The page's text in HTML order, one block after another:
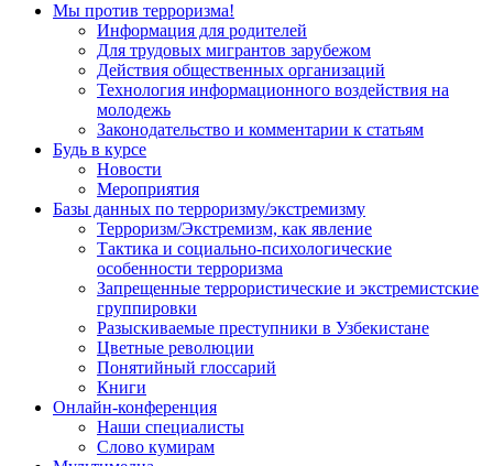
Мы против терроризма!
Информация для родителей
Для трудовых мигрантов зарубежом
Действия общественных организаций
Технология информационного воздействия на
молодежь
Законодательство и комментарии к статьям
Будь в курсе
Новости
Мероприятия
Базы данных по терроризму/экстремизму
Терроризм/Экстремизм, как явление
Тактика и социально-психологические
особенности терроризма
Запрещенные террористические и экстремистские
группировки
Разыскиваемые преступники в Узбекистане
Цветные революции
Понятийный глоссарий
Книги
Онлайн-конференция
Наши специалисты
Слово кумирам